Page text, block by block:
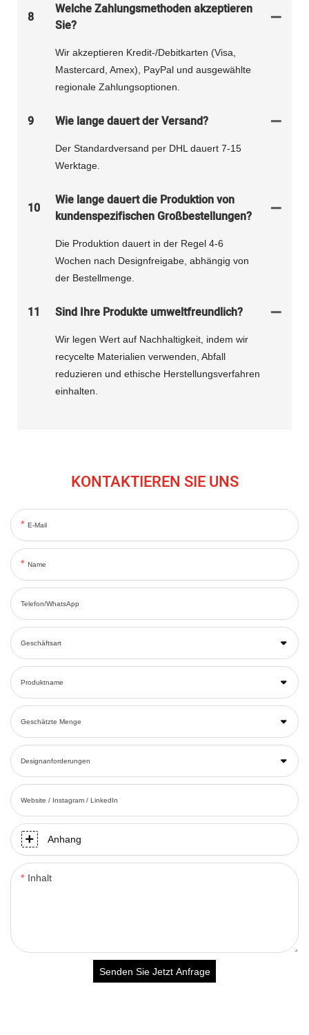
8
Welche Zahlungsmethoden akzeptieren
Sie?
Wir akzeptieren Kredit-/Debitkarten (Visa,
Mastercard, Amex), PayPal und ausgewählte
regionale Zahlungsoptionen.
9 Wie lange dauert der Versand?
Der Standardversand per DHL dauert 7-15
Werktage.
10
Wie lange dauert die Produktion von
kundenspezifischen Großbestellungen?
Die Produktion dauert in der Regel 4-6
Wochen nach Designfreigabe, abhängig von
der Bestellmenge.
11 Sind Ihre Produkte umweltfreundlich?
Wir legen Wert auf Nachhaltigkeit, indem wir
recycelte Materialien verwenden, Abfall
reduzieren und ethische Herstellungsverfahren
einhalten.
KONTAKTIEREN SIE UNS
E-Mail
Name
Telefon/WhatsApp
Geschäftsart
Produktname
Geschätzte Menge
Designanforderungen
Website / Instagram / LinkedIn
Anhang
Inhalt
Senden Sie Jetzt Anfrage